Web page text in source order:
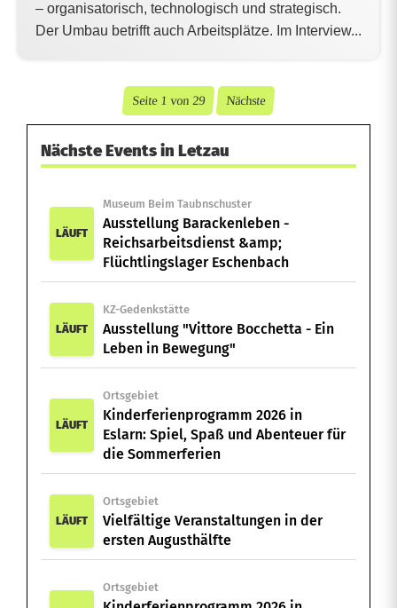
– organisatorisch, technologisch und strategisch.
Der Umbau betrifft auch Arbeitsplätze. Im Interview...
Seite 1 von 29 Nächste
Nächste Events in Letzau
LÄUFT
Museum Beim Taubnschuster
Ausstellung Barackenleben -
Reichsarbeitsdienst &amp;
Flüchtlingslager Eschenbach
LÄUFT
KZ-Gedenkstätte
Ausstellung "Vittore Bocchetta - Ein
Leben in Bewegung"
LÄUFT
Ortsgebiet
Kinderferienprogramm 2026 in
Eslarn: Spiel, Spaß und Abenteuer für
die Sommerferien
LÄUFT
Ortsgebiet
Vielfältige Veranstaltungen in der
ersten Augusthälfte
Ortsgebiet